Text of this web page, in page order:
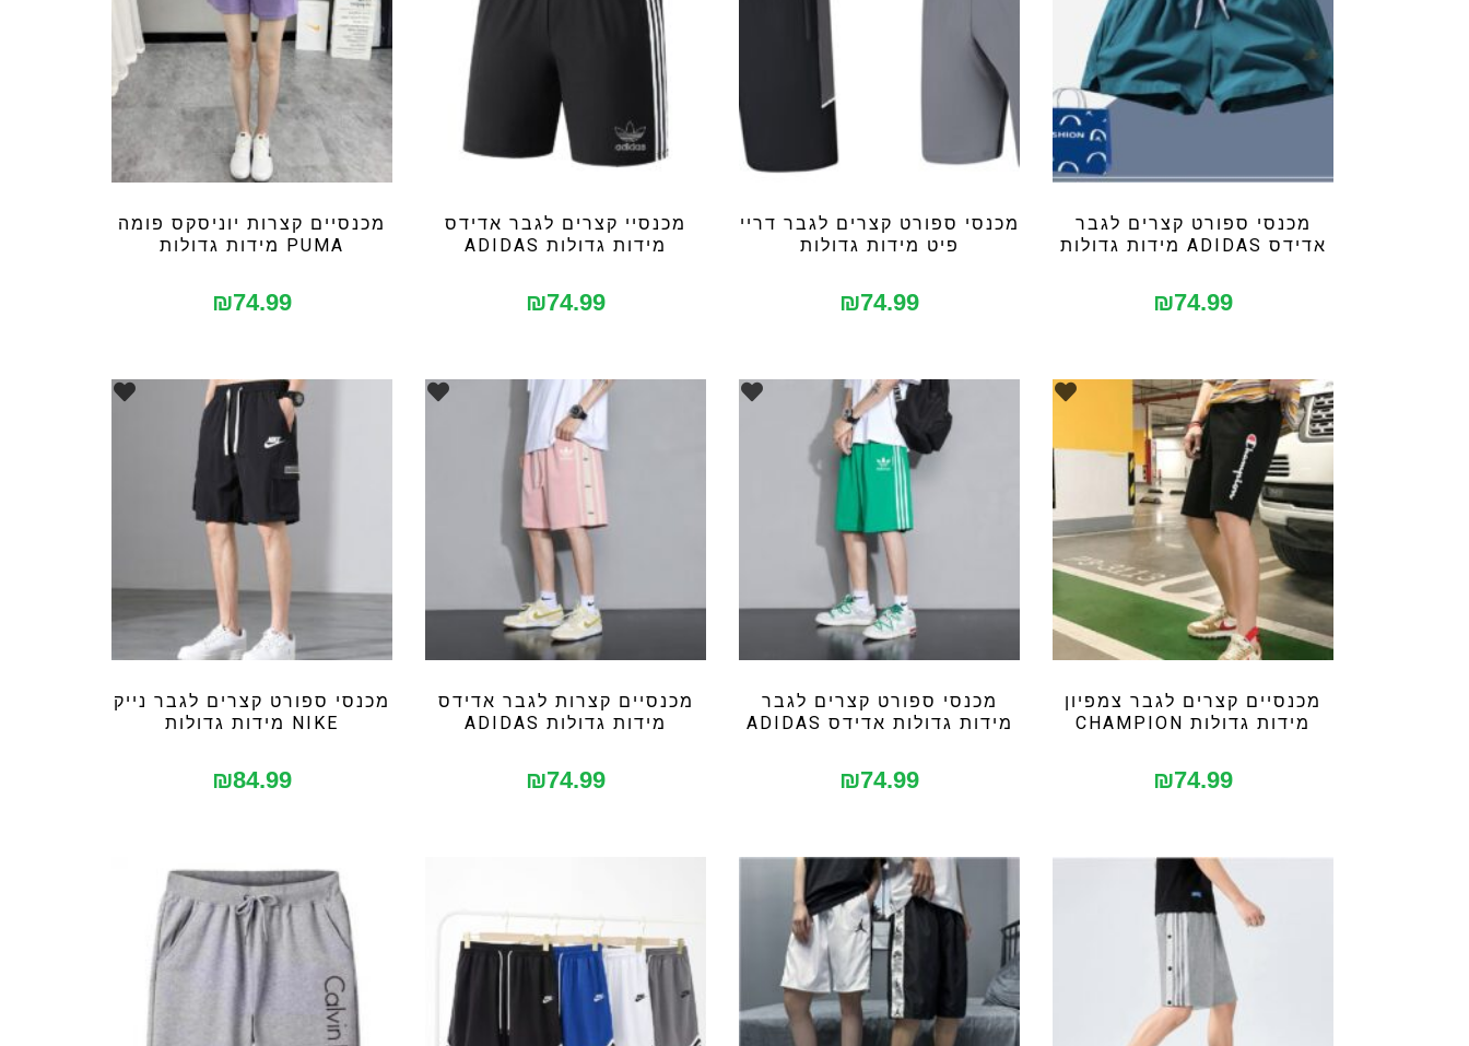
מכנסי ספורט קצרים לגבר
אדידס ADIDAS מידות גדולות
₪74.99
מכנסי ספורט קצרים לגבר דריי
פיט מידות גדולות
₪74.99
מכנסיי קצרים לגבר אדידס
מידות גדולות ADIDAS
₪74.99
מכנסיים קצרות יוניסקס פומה
PUMA מידות גדולות
₪74.99
מכנסיים קצרים לגבר צמפיון
מידות גדולות CHAMPION
₪74.99
מכנסי ספורט קצרים לגבר
מידות גדולות אדידס ADIDAS
₪74.99
מכנסיים קצרות לגבר אדידס
מידות גדולות ADIDAS
₪74.99
מכנסי ספורט קצרים לגבר נייק
NIKE מידות גדולות
₪84.99